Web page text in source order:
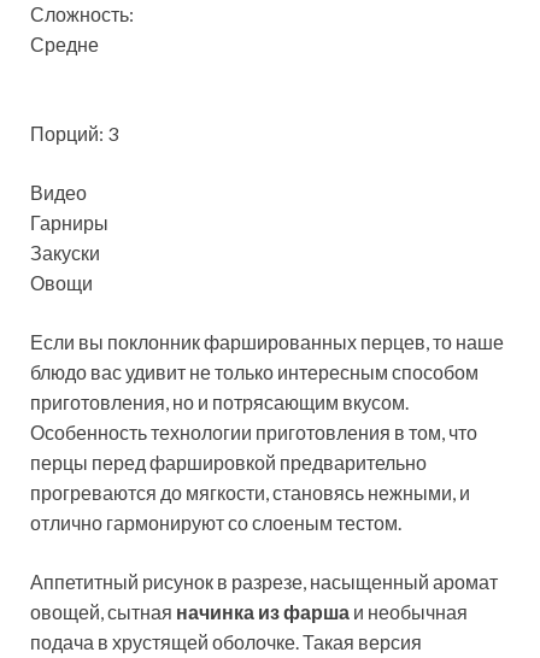
Сложность:
Средне
Порций: 3
Видео
Гарниры
Закуски
Овощи
Если вы поклонник фаршированных перцев, то наше
блюдо вас удивит не только интересным способом
приготовления, но и потрясающим вкусом.
Особенность технологии приготовления в том, что
перцы перед фаршировкой предварительно
прогреваются до мягкости, становясь нежными, и
отлично гармонируют со слоеным тестом.
Аппетитный рисунок в разрезе, насыщенный аромат
овощей, сытная начинка из фарша и необычная
подача в хрустящей оболочке. Такая версия